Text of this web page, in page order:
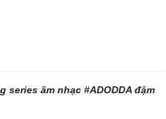
âm nhạc #ADODDA đậm